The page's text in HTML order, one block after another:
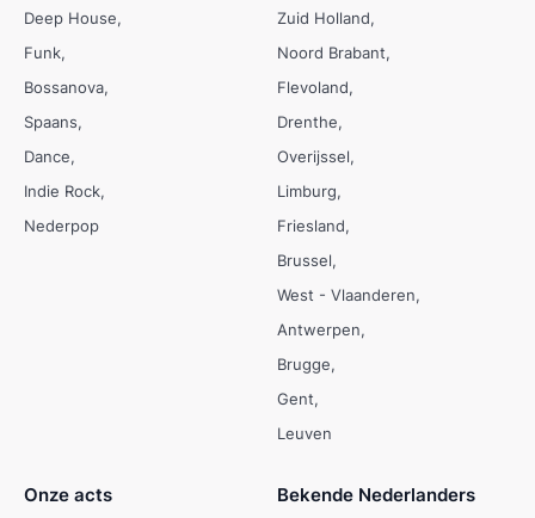
Deep House
Funk
Bossanova
Spaans
Dance
Indie Rock
Nederpop
Zuid Holland
Noord Brabant
Flevoland
Drenthe
Overijssel
Limburg
Friesland
Brussel
West - Vlaanderen
Antwerpen
Brugge
Gent
Leuven
Onze acts Bekende Nederlanders